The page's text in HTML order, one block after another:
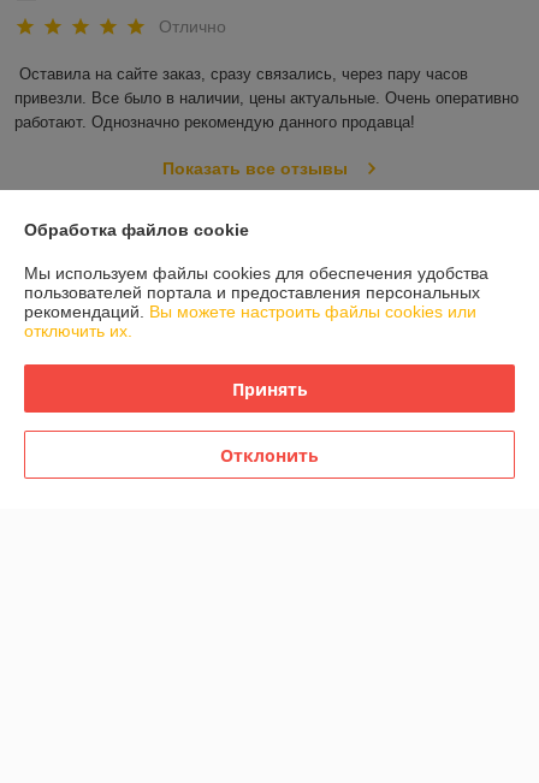
Отлично
Оставила на сайте заказ, сразу связались, через пару часов
привезли. Все было в наличии, цены актуальные. Очень оперативно
работают. Однозначно рекомендую данного продавца!
Показать все отзывы
Контакты
Доставка и оплата
Полная версия сайта
Обработка файлов cookie
Мы используем файлы cookies для обеспечения удобства
пользователей портала и предоставления персональных
рекомендаций. Вы можете настроить файлы cookies или
отключить их.
Принять
Отклонить